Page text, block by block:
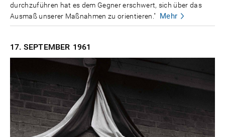
durchzuführen hat es dem Gegner erschwert, sich über das
Ausmaß unserer Maßnahmen zu orientieren." Mehr
17. SEPTEMBER 1961